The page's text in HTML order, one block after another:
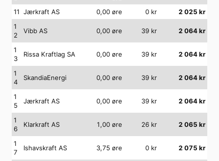
11 Jærkraft AS 0,00 øre 0 kr 2 025 kr
1
2
Vibb AS 0,00 øre 39 kr 2 064kr
1
3
Rissa Kraftlag SA 0,00 øre 39 kr 2 064kr
1
4
SkandiaEnergi 0,00 øre 39 kr 2 064kr
1
5
Jærkraft AS 0,00 øre 39 kr 2 064kr
1
6
Klarkraft AS 1,00 øre 26 kr 2 065 kr
1
7
Ishavskraft AS 3,75 øre 0 kr 2 075 kr